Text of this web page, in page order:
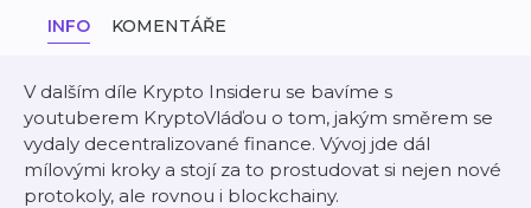
INFO KOMENTÁŘE
V dalším díle Krypto Insideru se bavíme s
youtuberem KryptoVláďou o tom, jakým směrem se
vydaly decentralizované finance. Vývoj jde dál
mílovými kroky a stojí za to prostudovat si nejen nové
protokoly, ale rovnou i blockchainy.